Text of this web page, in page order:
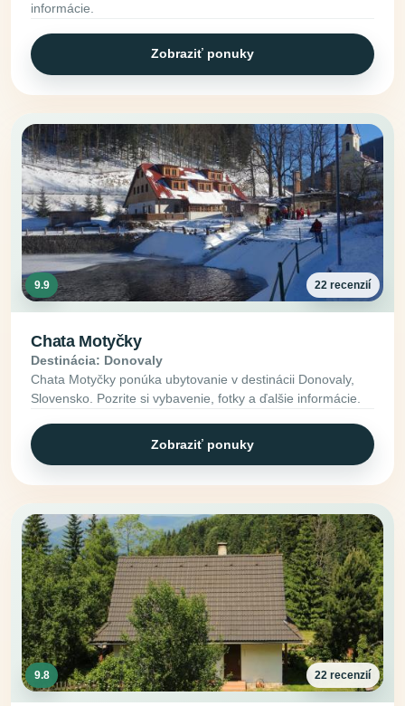
informácie.
Zobraziť ponuky
9.9 22 recenzií
Chata Motyčky
Destinácia: Donovaly
Chata Motyčky ponúka ubytovanie v destinácii Donovaly,
Slovensko. Pozrite si vybavenie, fotky a ďalšie informácie.
Zobraziť ponuky
9.8 22 recenzií